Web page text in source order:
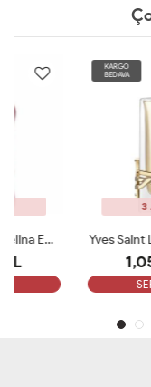
KARGO
BEDAVA
1,050.00 TL
SEPETE EKLE